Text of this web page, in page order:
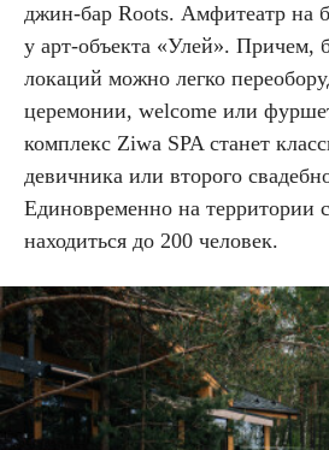
джин-бар Roots. Амфитеатр на
у арт-объекта «Улей». Причем,
локаций можно легко
церемонии, welcome или
комплекс Ziwa SPA станет
девичника или второго
Единовременно на территории
находиться до 200 человек.